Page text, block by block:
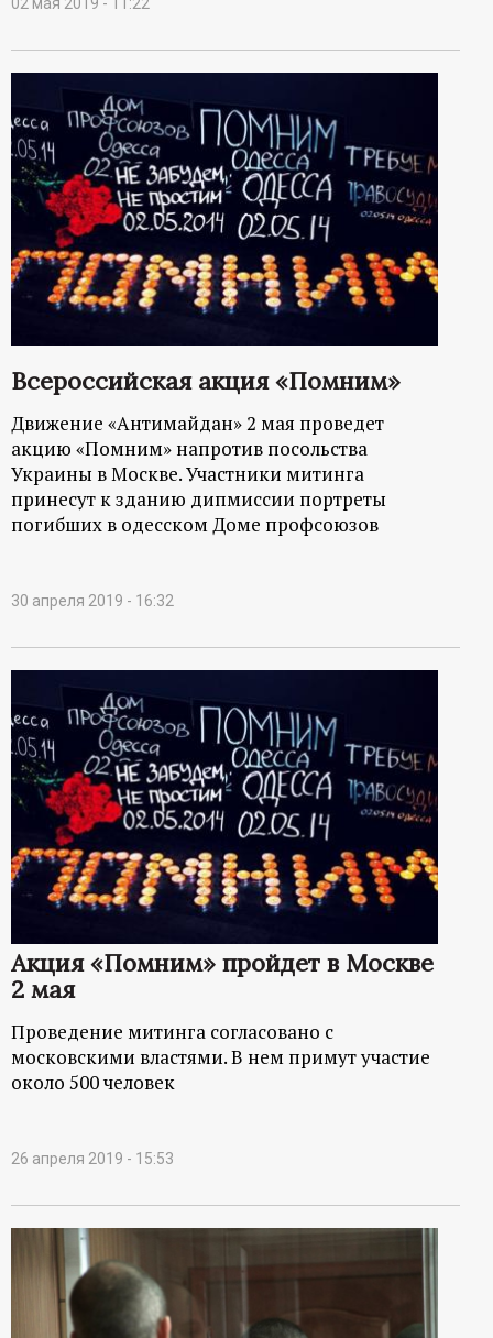
Всероссийская акция «Помним»
Движение «Антимайдан» 2 мая проведет
акцию «Помним» напротив посольства
Украины в Москве. Участники митинга
принесут к зданию дипмиссии портреты
погибших в одесском Доме профсоюзов
30 апреля 2019 - 16:32
Акция «Помним» пройдет в Москве
2 мая
Проведение митинга согласовано с
московскими властями. В нем примут участие
около 500 человек
26 апреля 2019 - 15:53